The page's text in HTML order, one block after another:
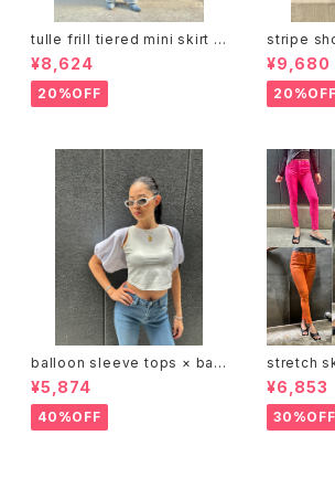
tulle frill tiered mini skirt ス
カート チュール フリル ミニスカ
ート ゴムウエスト インナーショ
ーツ
¥8,624
20%OFF
stripe
ne-piece
ンピ フリル
¥9,680
20%OFF
balloon sleeve tops × bac
k open tank top 2P トップス
2点セット バルーン デザインス
リーブ 背中開き タンクトップ
¥5,874
40%OFF
stretch
スキニー ス
¥6,853
30%OFF